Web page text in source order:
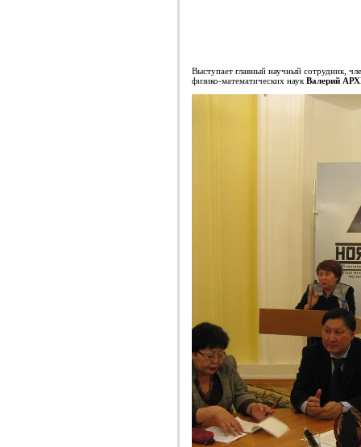
Выступает главный научный сотрудник,
физико-математических наук Валерий